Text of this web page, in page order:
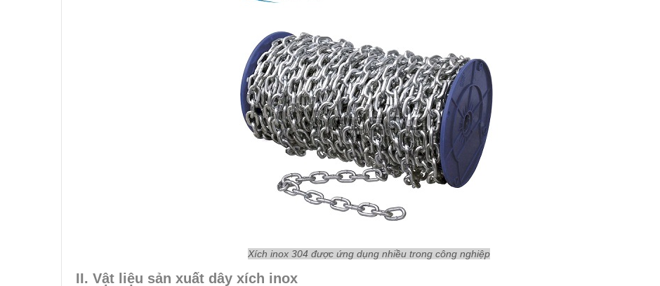
Xích inox 304 được ứng dụng nhiều trong công nghiệp
II. Vật liệu sản xuất dây xích inox